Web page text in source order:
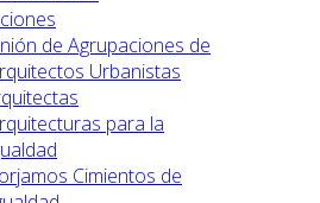
de Agrupaciones de
Urbanistas
para la
Cimientos de